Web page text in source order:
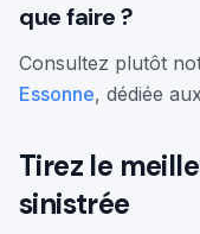
que faire ?
Consultez plutôt
Essonne, dédiée
Tirez le
sinistrée